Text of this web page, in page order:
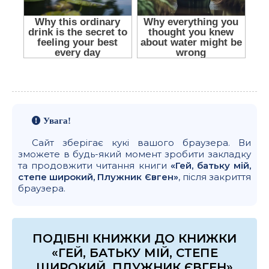
Увага!
Сайт зберігає кукі вашого браузера. Ви
зможете в будь-який момент зробити закладку
та продовжити читання книги «Гей, батьку мій,
степе широкий, Плужник Євген», після закриття
браузера.
ПОДІБНІ КНИЖКИ ДО КНИЖКИ
«ГЕЙ, БАТЬКУ МІЙ, СТЕПЕ